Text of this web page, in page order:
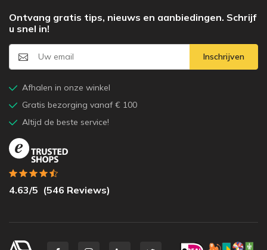
Ontvang gratis tips, nieuws en aanbiedingen. Schrijf
u snel in!
Inschrijven
Afhalen in onze winkel
Gratis bezorging vanaf € 100
Altijd de beste service!
4.63/5 (546 Reviews)